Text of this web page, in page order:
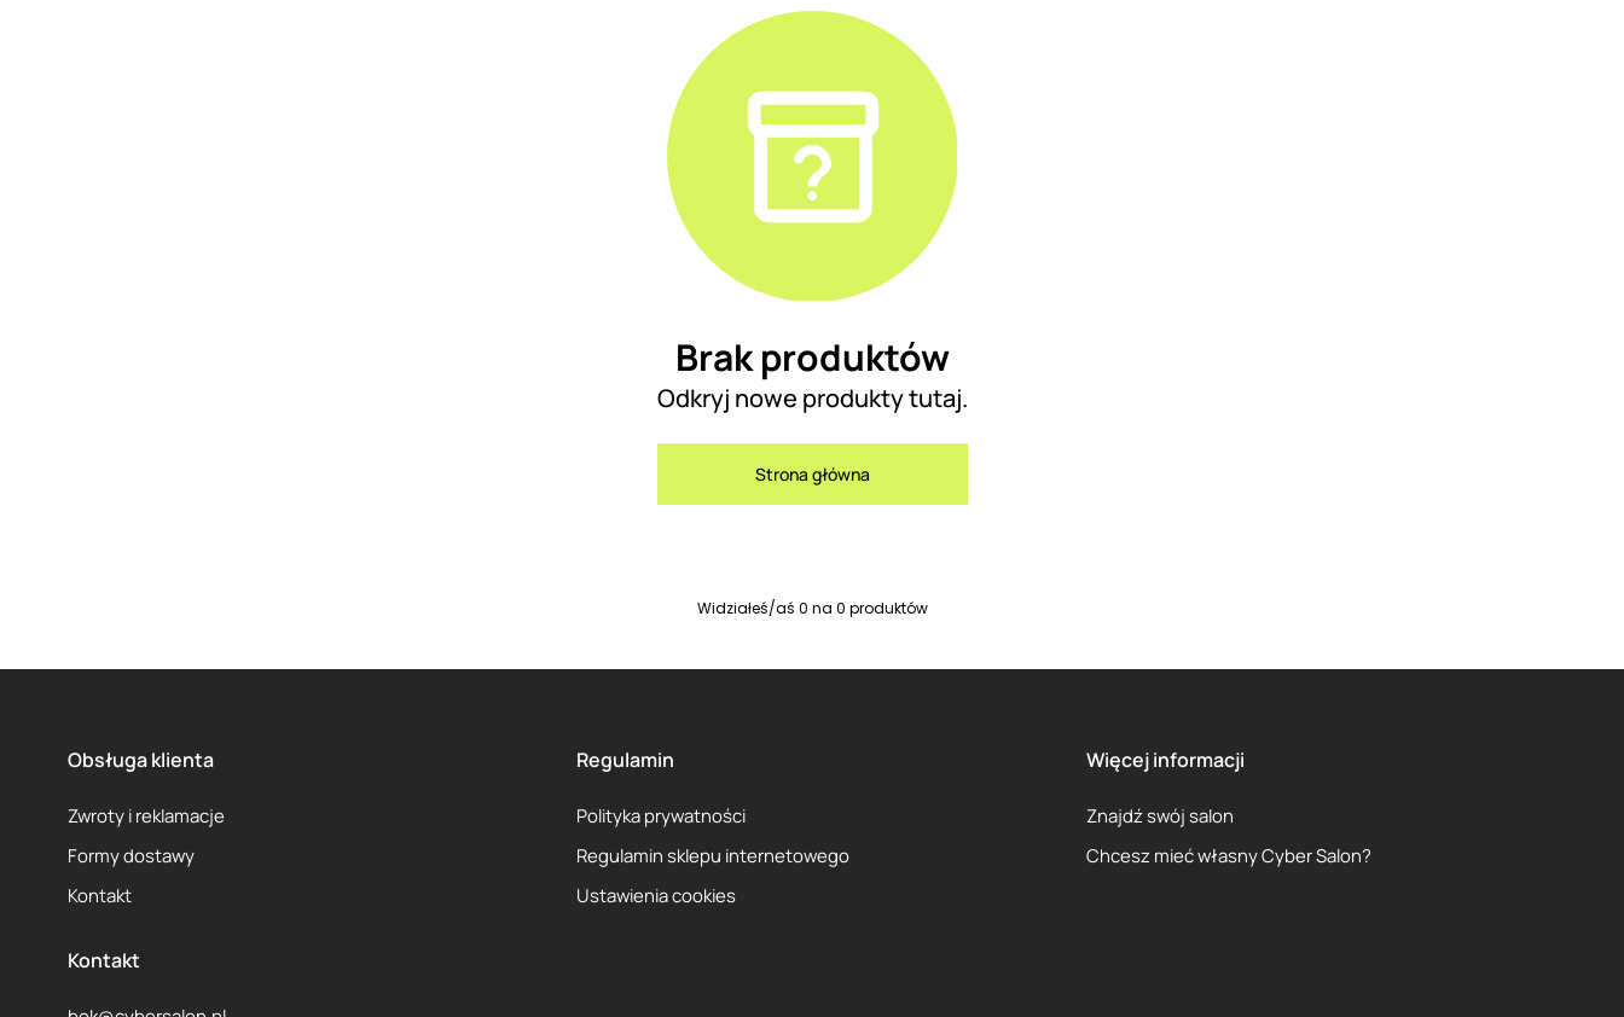
Brak produktów
Odkryj nowe produkty tutaj.
Strona główna
Widziałeś/aś 0 na 0 produktów
Obsługa klienta
Zwroty i reklamacje
Formy dostawy
Kontakt
Regulamin
Polityka prywatności
Regulamin sklepu internetowego
Ustawienia cookies
Więcej informacji
Znajdź swój salon
Chcesz mieć własny Cyber Salon?
Kontakt